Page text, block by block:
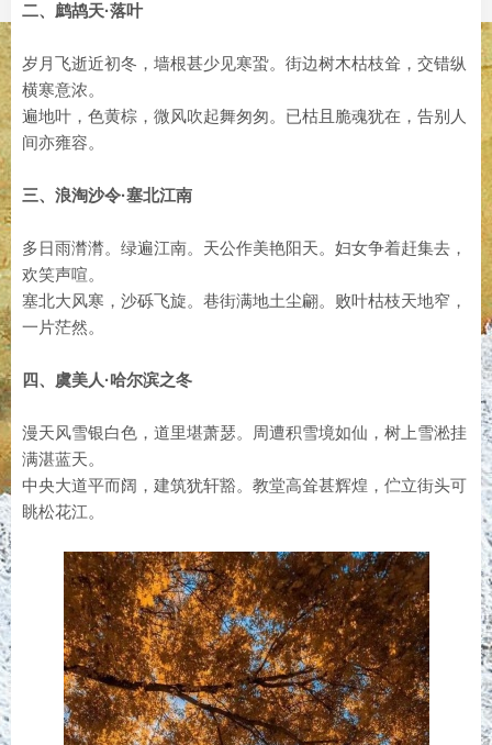
二、鹧鸪天·落叶
岁月飞逝近初冬，墙根甚少见寒蛩。街边树木枯枝耸，交错纵
横寒意浓。
遍地叶，色黄棕，微风吹起舞匆匆。已枯且脆魂犹在，告别人
间亦雍容。
三、浪淘沙令·塞北江南
多日雨潸潸。绿遍江南。天公作美艳阳天。妇女争着赶集去，
欢笑声喧。
塞北大风寒，沙砾飞旋。巷街满地土尘翩。败叶枯枝天地窄，
一片茫然。
四、虞美人·哈尔滨之冬
漫天风雪银白色，道里堪萧瑟。周遭积雪境如仙，树上雪淞挂
满湛蓝天。
中央大道平而阔，建筑犹轩豁。教堂高耸甚辉煌，伫立街头可
眺松花江。